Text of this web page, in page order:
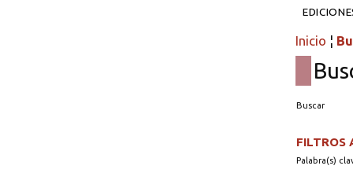
Inicio ¦
Buscar
FILTROS
Palabra(s)